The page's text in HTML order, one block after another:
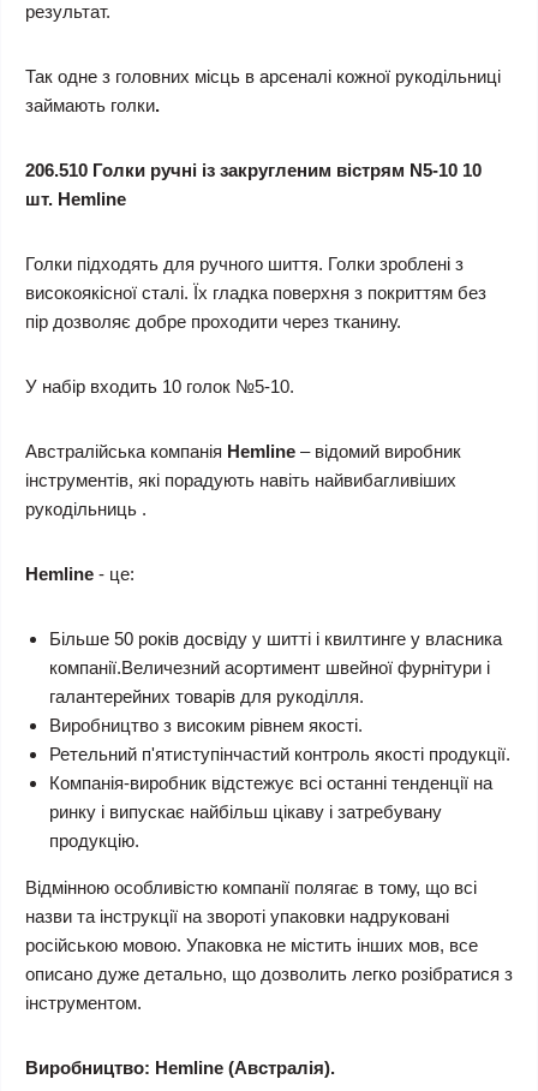
результат.
Так одне з головних місць в арсеналі кожної рукодільниці
займають голки.
206.510 Голки ручні із закругленим вістрям N5-10 10
шт. Hemline
Голки підходять для ручного шиття. Голки зроблені з
високоякісної сталі. Їх гладка поверхня з покриттям без
пір дозволяє добре проходити через тканину.
У набір входить 10 голок №5-10.
Австралійська компанія Hemline – відомий виробник
інструментів, які порадують навіть найвибагливіших
рукодільниць .
Hemline - це:
Більше 50 років досвіду у шитті і квилтинге у власника
компанії.Величезний асортимент швейної фурнітури і
галантерейних товарів для рукоділля.
Виробництво з високим рівнем якості.
Ретельний п'ятиступінчастий контроль якості продукції.
Компанія-виробник відстежує всі останні тенденції на
ринку і випускає найбільш цікаву і затребувану
продукцію.
Відмінною особливістю компанії полягає в тому, що всі
назви та інструкції на звороті упаковки надруковані
російською мовою. Упаковка не містить інших мов, все
описано дуже детально, що дозволить легко розібратися з
інструментом.
Виробництво: Hemline (Австралія).